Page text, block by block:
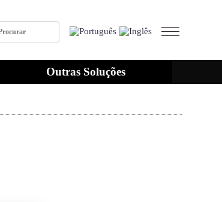
Outras Soluções